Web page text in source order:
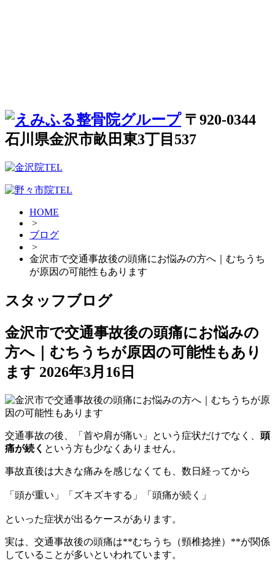
〒920-0344
石川県金沢市畝田東3丁目537
HOME
>
ブログ
>
金沢市で交通事故後の頭痛にお悩みの方へ｜むちうち
が原因の可能性もあります
スタッフブログ
金沢市で交通事故後の頭痛にお悩みの
方へ｜むちうちが原因の可能性もあり
ます 2026年3月16日
交通事故の後、「首や肩が痛い」という症状だけでなく、 頭
痛が続く という方も少なくありません。
事故直後は大きな痛みを感じなくても、数日経ってから
「頭が重い」「ズキズキする」「頭痛が続く」
といった症状が出るケースがあります。
実は、交通事故後の頭痛は**むちうち（頸椎捻挫）**が関係
していることが多いといわれています。